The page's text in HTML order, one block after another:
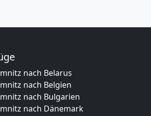
nach Belarus
nach Belgien
nach Bulgarien
nach Dänemark